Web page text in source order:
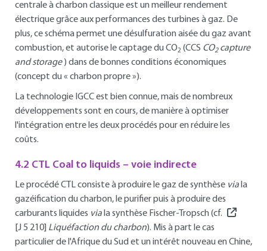
centrale à charbon classique est un meilleur rendement
électrique grâce aux performances des turbines à gaz. De
plus, ce schéma permet une désulfuration aisée du gaz avant
combustion, et autorise le captage du CO2 (CCS CO2capture
and storage) dans de bonnes conditions économiques
(concept du « charbon propre »).
La technologie IGCC est bien connue, mais de nombreux
développements sont en cours, de manière à optimiser
l'intégration entre les deux procédés pour en réduire les
coûts.
4.2 CTL Coal to liquids – voie indirecte
Le procédé CTL consiste à produire le gaz de synthèse via la
gazéification du charbon, le purifier puis à produire des
carburants liquides via la synthèse Fischer-Tropsch (cf.
[J 5 210] Liquéfaction du charbon). Mis à part le cas
particulier de l'Afrique du Sud et un intérêt nouveau en Chine,